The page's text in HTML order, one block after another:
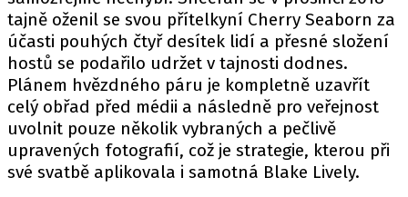
tajně oženil se svou přítelkyní Cherry Seaborn za
účasti pouhých čtyř desítek lidí a přesné složení
hostů se podařilo udržet v tajnosti dodnes.
Plánem hvězdného páru je kompletně uzavřít
celý obřad před médii a následně pro veřejnost
uvolnit pouze několik vybraných a pečlivě
upravených fotografií, což je strategie, kterou při
své svatbě aplikovala i samotná Blake Lively.